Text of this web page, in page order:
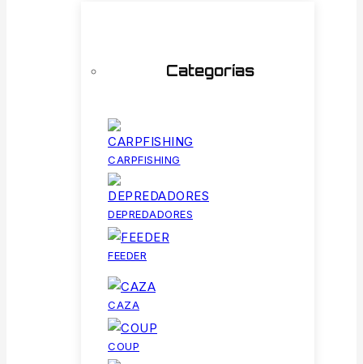
Categorías
CARPFISHING
DEPREDADORES
FEEDER
CAZA
COUP